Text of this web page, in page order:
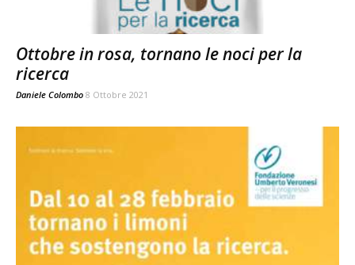
Ottobre in rosa, tornano le noci per la
ricerca
Daniele Colombo 8 Ottobre 2021